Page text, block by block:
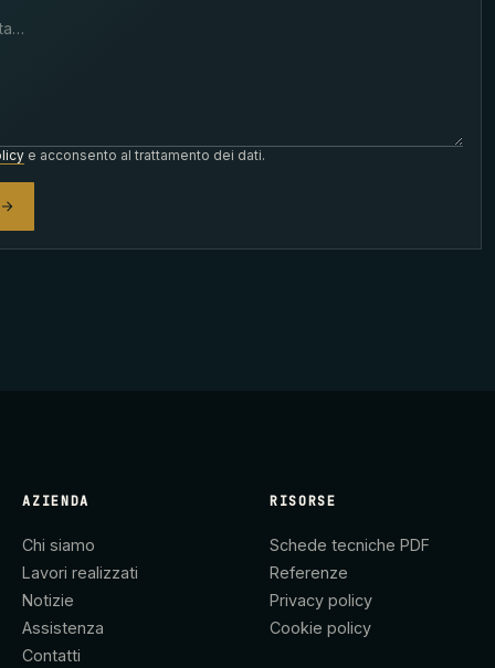
e acconsento al trattamento dei dati.
AZIENDA
Chi siamo
Lavori realizzati
Notizie
Assistenza
Contatti
RISORSE
Schede tecniche PDF
Referenze
Privacy policy
Cookie policy